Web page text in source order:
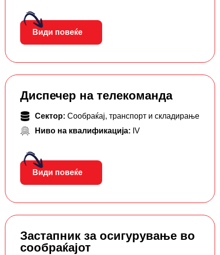
Види повеќе
Диспечер на телекоманда
Сектор: Сообраќај, транспорт и складирање
Ниво на квалификација: IV
Види повеќе
Застапник за осигурување во
сообраќајот